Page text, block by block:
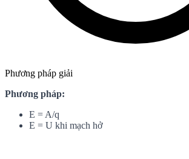
Phương pháp giải
Phương pháp:
E = A/q
E = U khi mạch hở